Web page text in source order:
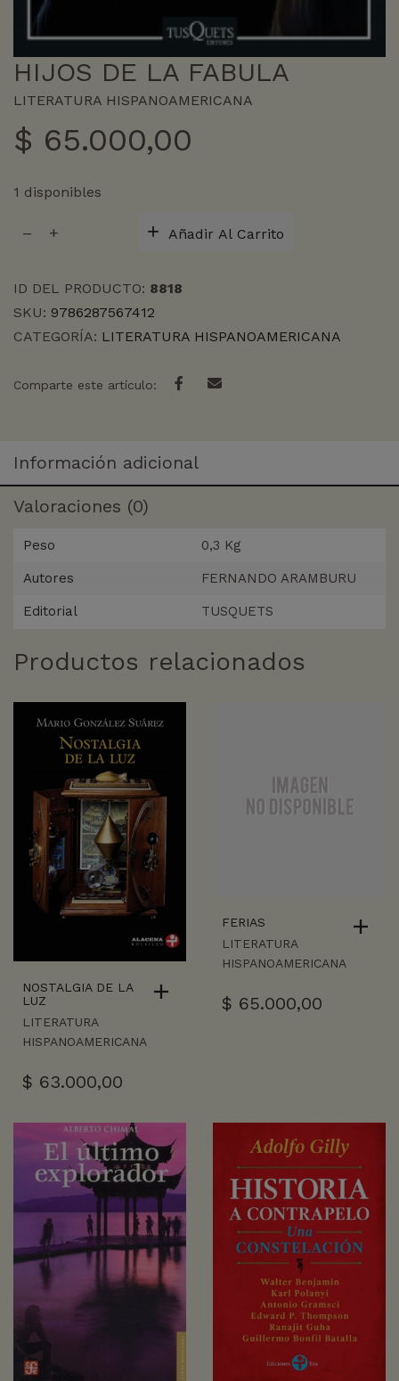
HIJOS DE LA FABULA
LITERATURA HISPANOAMERICANA
$ 65.000,00
1 disponibles
DE
cantidad
Añadir Al Carrito
ID DEL PRODUCTO: 8818
SKU: 9786287567412
CATEGORÍA: LITERATURA HISPANOAMERICANA
Comparte este artículo:
Información adicional
Valoraciones (0)
Peso 0,3 Kg
Autores FERNANDO ARAMBURU
Editorial TUSQUETS
Productos relacionados
NOSTALGIA DE LA
LUZ
LITERATURA
HISPANOAMERICANA
$ 63.000,00
FERIAS
LITERATURA
HISPANOAMERICANA
$ 65.000,00